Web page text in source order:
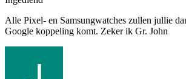
Alle Pixel- en Samsungwatches zullen jullie
Google koppeling komt. Zeker ik Gr. John